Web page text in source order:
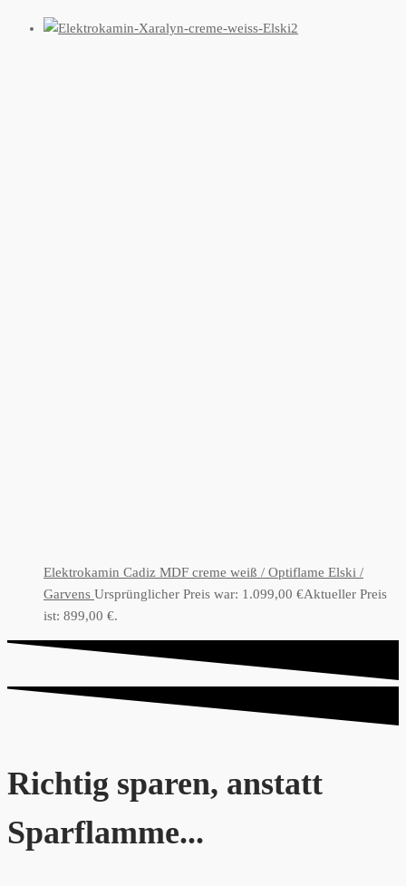
Elektrokamin Cadiz MDF creme weiß / Optiflame Elski /
Garvens Ursprünglicher Preis war: 1.099,00 €Aktueller Preis
ist: 899,00 €.
Richtig sparen, anstatt
Sparflamme...